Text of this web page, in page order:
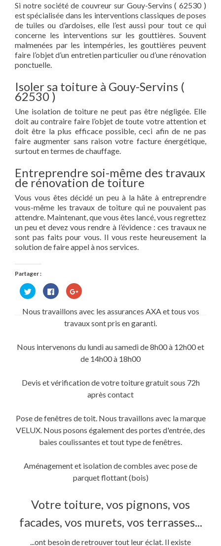
Si notre société de couvreur sur Gouy-Servins ( 62530 )
est spécialisée dans les interventions classiques de poses
de tuiles ou d’ardoises, elle l’est aussi pour tout ce qui
concerne les interventions sur les gouttières. Souvent
malmenées par les intempéries, les gouttières peuvent
faire l’objet d’un entretien particulier ou d’une rénovation
ponctuelle.
Isoler sa toiture à Gouy-Servins (
62530 )
Une isolation de toiture ne peut pas être négligée. Elle
doit au contraire faire l’objet de toute votre attention et
doit être la plus efficace possible, ceci afin de ne pas
faire augmenter sans raison votre facture énergétique,
surtout en termes de chauffage.
Entreprendre soi-même des travaux
de rénovation de toiture
Vous vous êtes décidé un peu à la hâte à entreprendre
vous-même les travaux de toiture qui ne pouvaient pas
attendre. Maintenant, que vous êtes lancé, vous regrettez
un peu et devez vous rendre à l’évidence : ces travaux ne
sont pas faits pour vous. Il vous reste heureusement la
solution de faire appel à nos services.
Partager :
Cliquez
pour
partager
Twitter(ouvre
Cliquez
pour
partager
sur
Facebook(ouvre
dans
une
Cliquez
pour
Google+
dans
fenêtre)
Nous travaillons avec les assurances AXA et tous vos
travaux sont pris en garanti.
Nous intervenons du lundi au samedi de 8h00 à 12h00 et
de 14h00 à 18h00
Devis et vérification de votre toiture gratuit sous 72h
après contact
Pose de fenêtres de toit. Nous travaillons avec la marque
VELUX. Nous posons également des portes d'entrée, des
baies coulissantes et tout type de fenêtres.
Aménagement et isolation de combles avec pose de
parquet flottant (bois)
Votre toiture, vos pignons, vos
facades, vos murets, vos terrasses...
...ont besoin de retrouver tout leur éclat. Il existe